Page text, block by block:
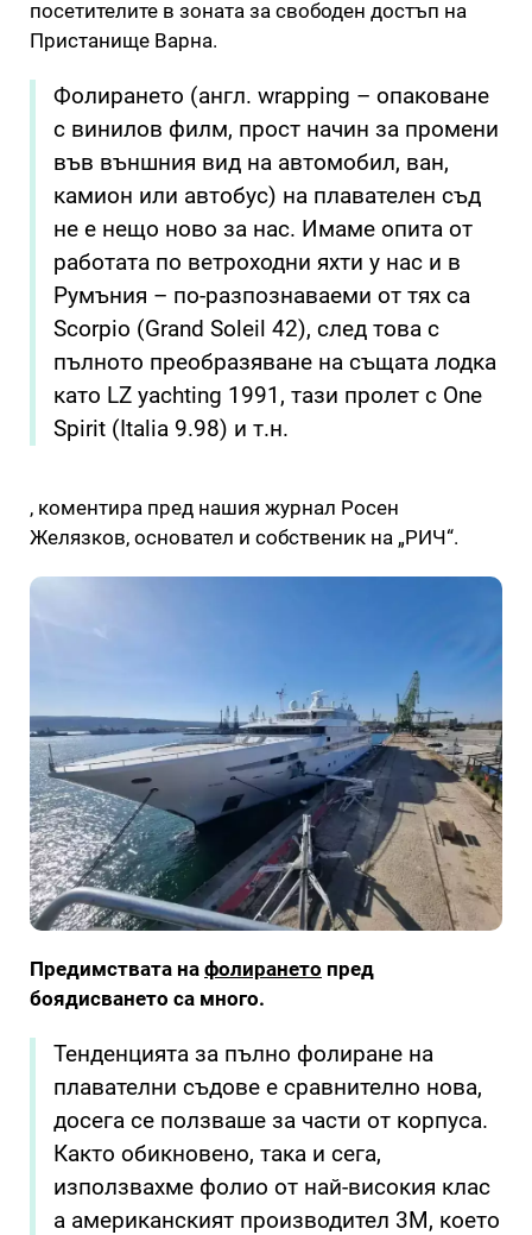
посетителите в зоната за свободен достъп на
Пристанище Варна.
Фолирането (англ. wrapping – опаковане
с винилов филм, прост начин за промени
във външния вид на автомобил, ван,
камион или автобус) на плавателен съд
не е нещо ново за нас. Имаме опита от
работата по ветроходни яхти у нас и в
Румъния – по-разпознаваеми от тях са
Scorpio (Grand Soleil 42), след това с
пълното преобразяване на същата лодка
като LZ yachting 1991, тази пролет с One
Spirit (Italia 9.98) и т.н.
, коментира пред нашия журнал Росен
Желязков, основател и собственик на „РИЧ“.
Предимствата на фолирането пред
боядисването са много.
Тенденцията за пълно фолиране на
плавателни съдове е сравнително нова,
досега се ползваше за части от корпуса.
Както обикновено, така и сега,
използвахме фолио от най-високия клас
а американският производител 3М, което